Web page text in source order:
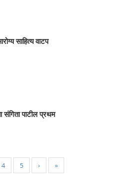
साहित्य वाटप
संगिता पाटील प्रथम
4 5 › »